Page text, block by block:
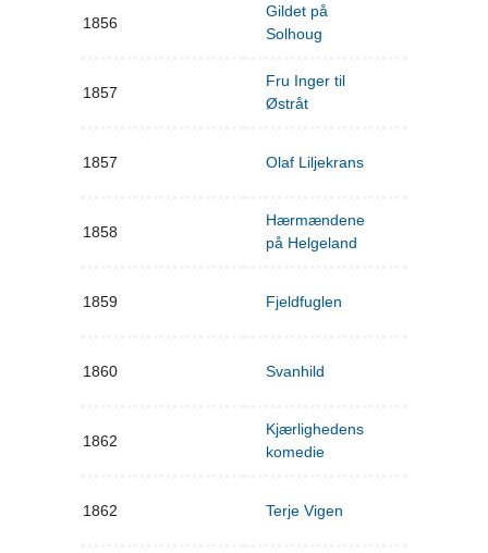
1856
Gildet på
Solhoug
1857
Fru Inger til
Østråt
1857 Olaf Liljekrans
1858
Hærmændene
på Helgeland
1859 Fjeldfuglen
1860 Svanhild
1862
Kjærlighedens
komedie
1862 Terje Vigen